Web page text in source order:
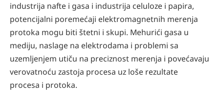
industrija nafte i gasa i industrija celuloze i papira,
potencijalni poremećaji elektromagnetnih merenja
protoka mogu biti štetni i skupi. Mehurići gasa u
mediju, naslage na elektrodama i problemi sa
uzemljenjem utiču na preciznost merenja i povećavaju
verovatnoću zastoja procesa uz loše rezultate
procesa i protoka.